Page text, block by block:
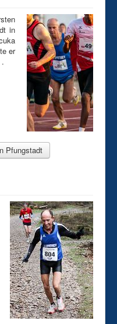
in
er
Pfungstadt